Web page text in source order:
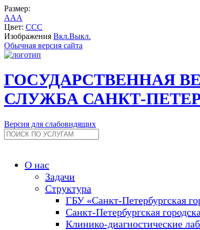
Размер:
AAA
Цвет: CCC
Изображения Вкл.Выкл.
Обычная версия сайта
ГОСУДАРСТВЕННАЯ
СЛУЖБА САНКТ-
Версия для слабовидящих
О нас
Задачи
Структура
ГБУ «Санкт-Петербургская
Санкт-Петербургская
Клинико-диагностические